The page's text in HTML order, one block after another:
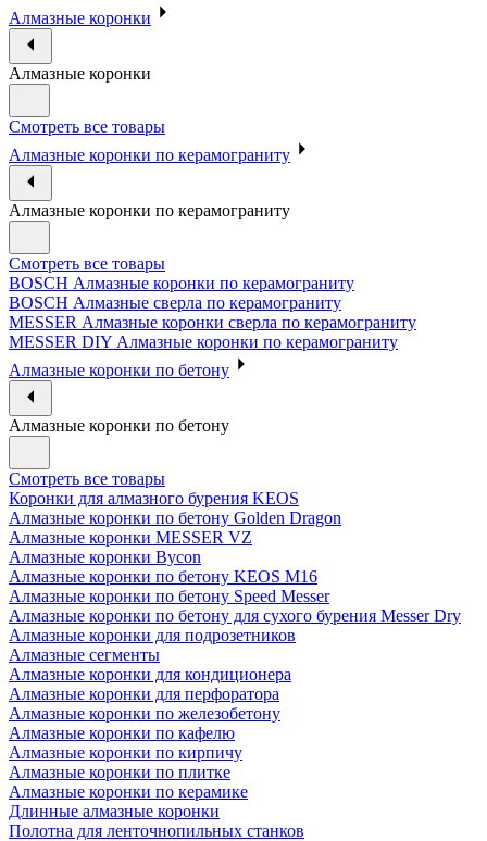
Алмазные коронки
Алмазные коронки
Смотреть все товары
Алмазные коронки по керамограниту
Алмазные коронки по керамограниту
Смотреть все товары
BOSCH Алмазные коронки по керамограниту
BOSCH Алмазные сверла по керамограниту
MESSER Алмазные коронки сверла по керамограниту
MESSER DIY Алмазные коронки по керамограниту
Алмазные коронки по бетону
Алмазные коронки по бетону
Смотреть все товары
Коронки для алмазного бурения KEOS
Алмазные коронки по бетону Golden Dragon
Алмазные коронки MESSER VZ
Алмазные коронки Bycon
Алмазные коронки по бетону KEOS M16
Алмазные коронки по бетону Speed Messer
Алмазные коронки по бетону для сухого бурения Messer Dry
Алмазные коронки для подрозетников
Алмазные сегменты
Алмазные коронки для кондиционера
Алмазные коронки для перфоратора
Алмазные коронки по железобетону
Алмазные коронки по кафелю
Алмазные коронки по кирпичу
Алмазные коронки по плитке
Алмазные коронки по керамике
Длинные алмазные коронки
Полотна для ленточнопильных станков